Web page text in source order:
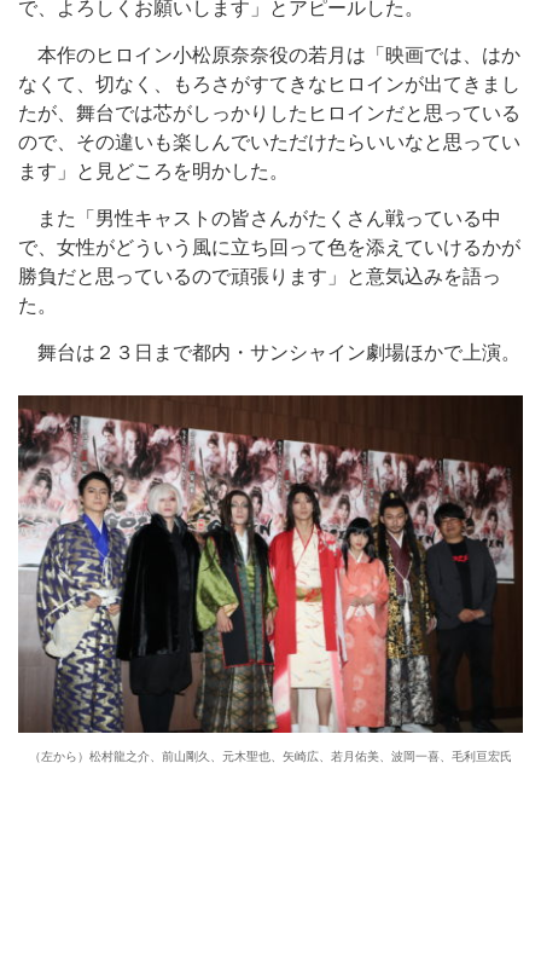
で、よろしくお願いします」とアピールした。
本作のヒロイン小松原奈奈役の若月は「映画では、はか
なくて、切なく、もろさがすてきなヒロインが出てきまし
たが、舞台では芯がしっかりしたヒロインだと思っている
ので、その違いも楽しんでいただけたらいいなと思ってい
ます」と見どころを明かした。
また「男性キャストの皆さんがたくさん戦っている中
で、女性がどういう風に立ち回って色を添えていけるかが
勝負だと思っているので頑張ります」と意気込みを語っ
た。
舞台は２３日まで都内・サンシャイン劇場ほかで上演。
（左から）松村龍之介、前山剛久、元木聖也、矢崎広、若月佑美、波岡一喜、毛利亘宏氏